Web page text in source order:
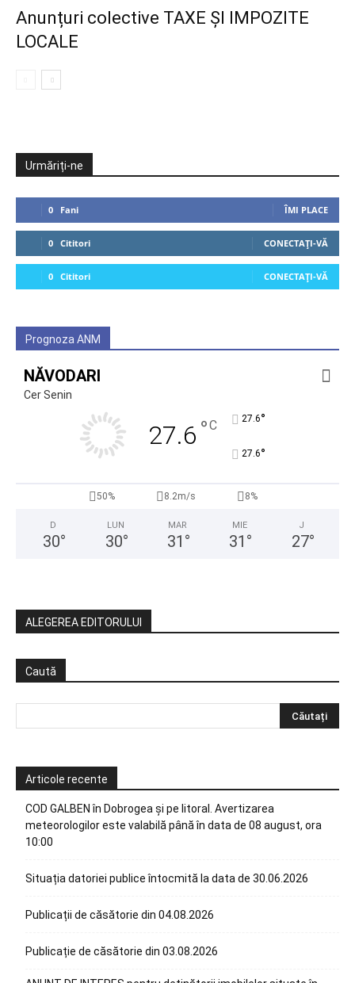
Anunțuri colective TAXE ȘI IMPOZITE
LOCALE
Urmăriți-ne
0 Fani ÎMI PLACE
0 Cititori CONECTAȚI-VĂ
0 Cititori CONECTAȚI-VĂ
Prognoza ANM
NĂVODARI
Cer Senin
27.6 °C 27.6°
27.6°
50% 8.2m/s 8%
D
30°
LUN
30°
MAR
31 °
MIE
31 °
J
27°
ALEGEREA EDITORULUI
Caută
Articole recente
COD GALBEN în Dobrogea și pe litoral. Avertizarea
meteorologilor este valabilă până în data de 08 august, ora
10:00
Situația datoriei publice întocmită la data de 30.06.2026
Publicații de căsătorie din 04.08.2026
Publicație de căsătorie din 03.08.2026